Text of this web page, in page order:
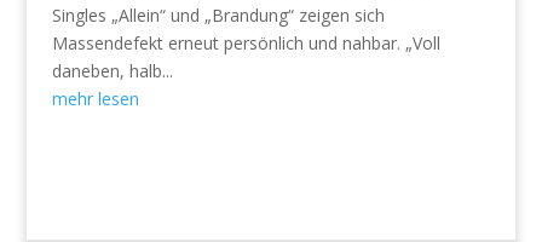
Singles „Allein“ und „Brandung“ zeigen sich
Massendefekt erneut persönlich und nahbar. „Voll
daneben, halb...
mehr lesen